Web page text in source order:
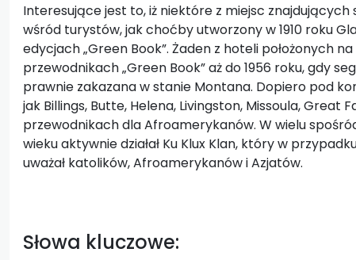
Interesujące jest to, iż niektóre z miejsc
wśród turystów, jak choćby utworzony w 1910 roku
edycjach „Green Book”. Żaden z hoteli położonych
przewodnikach „Green Book” aż do 1956 roku, gdy
prawnie zakazana w stanie Montana. Dopiero pod
jak Billings, Butte, Helena, Livingston, Missoula, Great
przewodnikach dla Afroamerykanów. W wielu
wieku aktywnie działał Ku Klux Klan, który w
uważał katolików, Afroamerykanów i Azjatów.
Słowa kluczowe: